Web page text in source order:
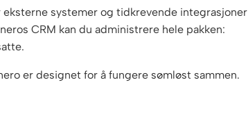
systemer og tidkrevende integrasjoner
CRM kan du administrere hele pakken:
er designet for å fungere sømløst sammen.